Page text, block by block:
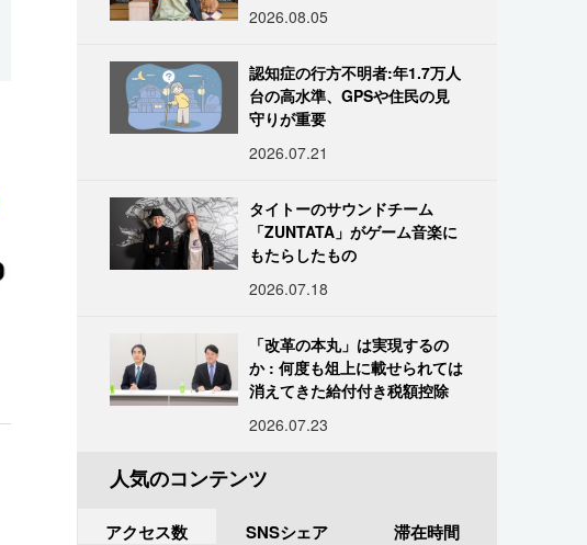
2026.08.05
認知症の行方不明者:年1.7万人
台の高水準、GPSや住民の見
守りが重要
2026.07.21
タイトーのサウンドチーム
「ZUNTATA」がゲーム音楽に
もたらしたもの
2026.07.18
「改革の本丸」は実現するの
か : 何度も俎上に載せられては
消えてきた給付付き税額控除
2026.07.23
人気のコンテンツ
アクセス数 SNSシェア 滞在時間